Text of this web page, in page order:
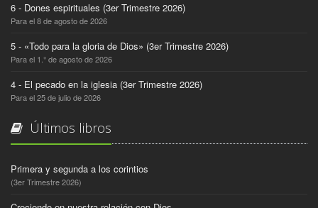
6 - Dones espirituales (3er Trimestre 2026)
Para el 8 de agosto de 2026
5 - «Todo para la gloria de Dios» (3er Trimestre 2026)
Para el 1.° de agosto de 2026
4 - El pecado en la iglesia (3er Trimestre 2026)
Para el 25 de julio de 2026
Últimos libros
Primera y segunda a los corintios
(3er Trimestre 2026)